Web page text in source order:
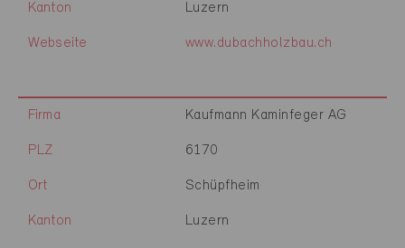
Kanton Luzern
Webseite www.dubachholzbau.ch
Firma Kaufmann Kaminfeger AG
PLZ 6170
Ort Schüpfheim
Kanton Luzern